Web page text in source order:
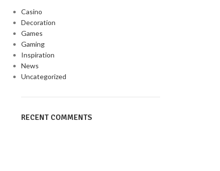
Casino
Decoration
Games
Gaming
Inspiration
News
Uncategorized
RECENT COMMENTS